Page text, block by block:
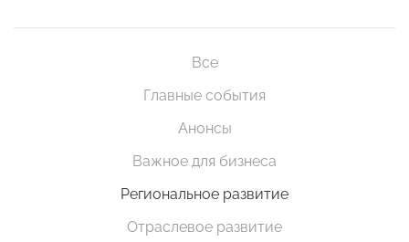
Все
Главные события
Анонсы
Важное для бизнеса
Региональное развитие
Отраслевое развитие